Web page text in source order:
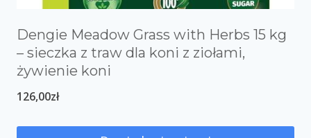
Dengie Meadow Grass with Herbs 15 kg
– sieczka z traw dla koni z ziołami,
żywienie koni
126,00zł